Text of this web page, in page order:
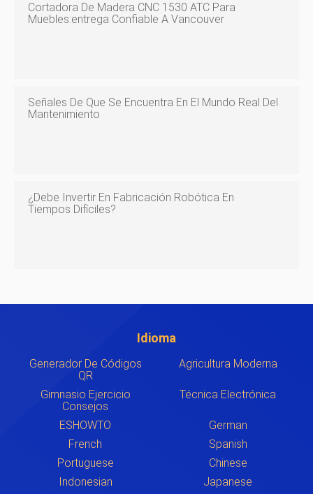
Cortadora De Madera CNC 1530 ATC Para
Muebles:entrega Confiable A Vancouver
Señales De Que Se Encuentra En El Mundo Real Del
Mantenimiento
¿Debe Invertir En Fabricación Robótica En
Tiempos Difíciles?
Idioma
Generador De Códigos
QR
Agricultura Moderna
Gimnasio Ejercicio
Consejos
Técnica Electrónica
ESHOWTO
German
French
Spanish
Portuguese
Chinese
Indonesian
Japanese